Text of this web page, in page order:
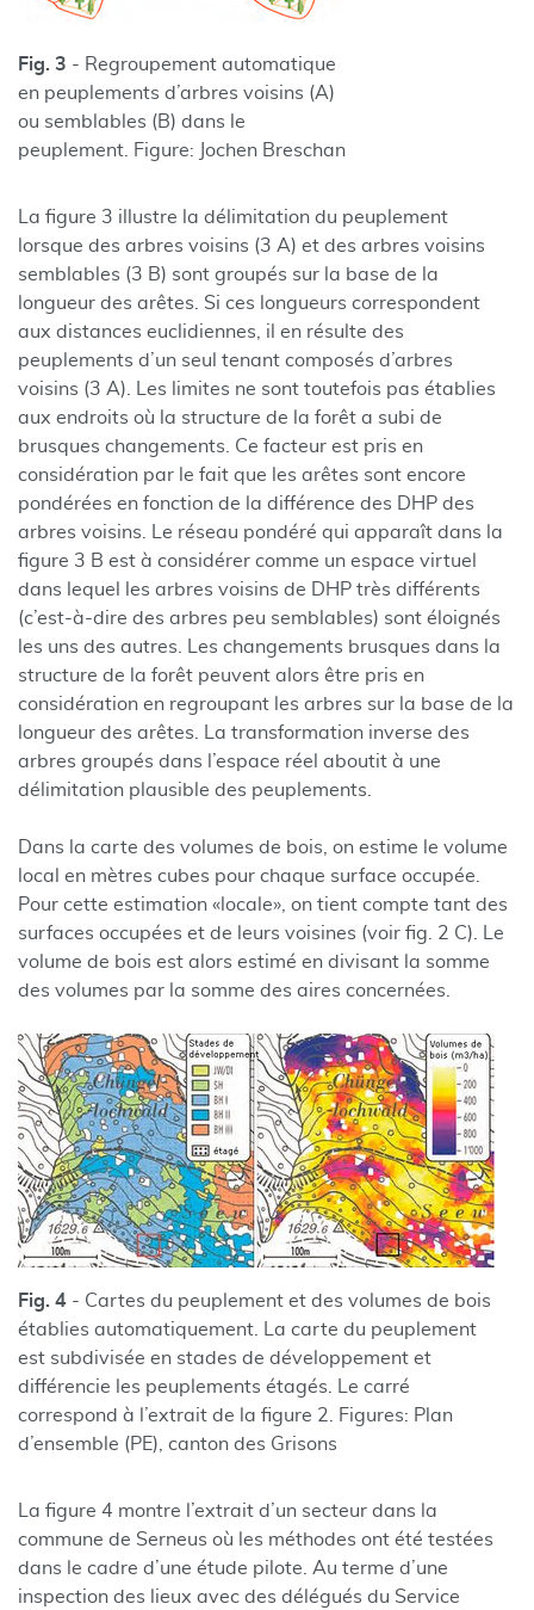
Fig. 3 - Regroupement automatique
en peuplements d’arbres voisins (A)
ou semblables (B) dans le
peuplement. Figure: Jochen Breschan
La figure 3 illustre la délimitation du peuplement
lorsque des arbres voisins (3 A) et des arbres voisins
semblables (3 B) sont groupés sur la base de la
longueur des arêtes. Si ces longueurs correspondent
aux distances euclidiennes, il en résulte des
peuplements d’un seul tenant composés d’arbres
voisins (3 A). Les limites ne sont toutefois pas établies
aux endroits où la structure de la forêt a subi de
brusques changements. Ce facteur est pris en
considération par le fait que les arêtes sont encore
pondérées en fonction de la différence des DHP des
arbres voisins. Le réseau pondéré qui apparaît dans la
figure 3 B est à considérer comme un espace virtuel
dans lequel les arbres voisins de DHP très différents
(c’est-à-dire des arbres peu semblables) sont éloignés
les uns des autres. Les changements brusques dans la
structure de la forêt peuvent alors être pris en
considération en regroupant les arbres sur la base de la
longueur des arêtes. La transformation inverse des
arbres groupés dans l’espace réel aboutit à une
délimitation plausible des peuplements.
Dans la carte des volumes de bois, on estime le volume
local en mètres cubes pour chaque surface occupée.
Pour cette estimation «locale», on tient compte tant des
surfaces occupées et de leurs voisines (voir fig. 2 C). Le
volume de bois est alors estimé en divisant la somme
des volumes par la somme des aires concernées.
Fig. 4 - Cartes du peuplement et des volumes de bois
établies automatiquement. La carte du peuplement
est subdivisée en stades de développement et
différencie les peuplements étagés. Le carré
correspond à l’extrait de la figure 2. Figures: Plan
d’ensemble (PE), canton des Grisons
La figure 4 montre l’extrait d’un secteur dans la
commune de Serneus où les méthodes ont été testées
dans le cadre d’une étude pilote. Au terme d’une
inspection des lieux avec des délégués du Service